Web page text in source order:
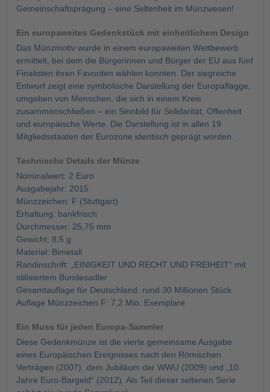
Gemeinschaftsprägung – eine Seltenheit im Münzwesen!
Ein europaweites Gedenkstück mit einheitlichem Design
Das Münzmotiv wurde in einem europaweiten Wettbewerb
ermittelt, bei dem die Bürgerinnen und Bürger der EU aus fünf
Finalisten ihren Favoriten wählen konnten. Der siegreiche
Entwurf zeigt eine symbolische Darstellung der Europaflagge,
umgeben von Menschen, die sich in einem Kreis
zusammenschließen – ein Sinnbild für Solidarität, Offenheit
und europäische Werte. Die Darstellung ist in allen 19
Mitgliedsstaaten der Eurozone identisch geprägt worden.
Technische Details der Münze
Nominalwert: 2 Euro
Ausgabejahr: 2015
Münzzeichen: F (Stuttgart)
Erhaltung: bankfrisch
Durchmesser: 25,75 mm
Gewicht: 8,5 g
Material: Bimetall
Randinschrift: „EINIGKEIT UND RECHT UND FREIHEIT“ mit
stilisiertem Bundesadler
Gesamtauflage für Deutschland: rund 30 Millionen Stück
Auflage Münzzeichen F: 7,2 Mio. Exemplare
Ein Muss für jeden Europa-Sammler
Diese Gedenkmünze ist die vierte gemeinsame Ausgabe
eines Europäischen Ereignisses nach den Römischen
Verträgen (2007), dem Jubiläum der WWU (2009) und „10
Jahre Euro-Bargeld“ (2012). Als Teil dieser seltenen Serie